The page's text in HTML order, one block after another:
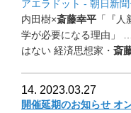
アエラドット - 朝日新
内田樹×斎藤幸平 「『人
学が必要になる理由」
はない 経済思想家・ 斎
14. 2023.03.27
開催延期のお知らせ オ